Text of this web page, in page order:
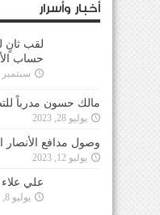
أخبار وأسرار
لقب ثانٍ
حساب
سبتمبر 15, 2024
مالك حسون مدرباً
يوليو 28, 2023
وصول مدافع الأنصار
يوليو 12, 2023
علي علاء
يوليو 8, 2023